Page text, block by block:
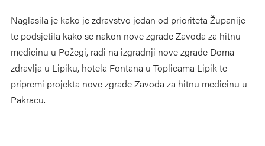
Naglasila je kako je zdravstvo jedan od prioriteta Županije
te podsjetila kako se nakon nove zgrade Zavoda za hitnu
medicinu u Požegi, radi na izgradnji nove zgrade Doma
zdravlja u Lipiku, hotela Fontana u Toplicama Lipik te
pripremi projekta nove zgrade Zavoda za hitnu medicinu u
Pakracu.